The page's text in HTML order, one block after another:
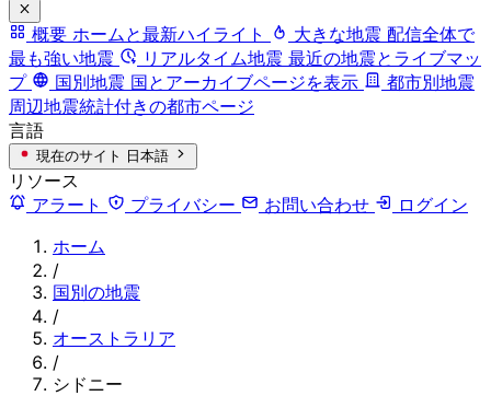
概要 ホームと最新ハイライト 大きな地震 配信全体で
最も強い地震
リアルタイム地震 最近の地震とライブマッ
プ
国別地震 国とアーカイブページを表示
都市別地震
周辺地震統計付きの都市ページ
言語
現在のサイト 日本語
リソース
アラート
プライバシー お問い合わせ
ログイン
ホーム
/
国別の地震
/
オーストラリア
/
シドニー